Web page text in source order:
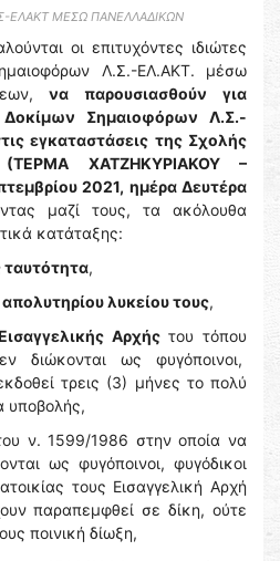
ΕΛΑΚΤ ΜΕΣΩ ΠΑΝΕΛΛΑΔΙΚΩΝ
οι επιτυχόντες ιδιώτες
Λ.Σ.-ΕΛ.ΑΚΤ. μέσω
να παρουσιασθούν
για
Σημαιοφόρων Λ.Σ.-
εγκαταστάσεις της Σχολής
(ΤΕΡΜΑ ΧΑΤΖΗΚΥΡΙΑΚΟΥ –
2021, ημέρα Δευτέρα
μαζί τους, τα ακόλουθα
κατάταξης:
ταυτότητα,
λυκείου τους,
Αρχήςτου τόπου
διώκονται ως φυγόποινοι,
τρεις (3) μήνες το πολύ
υποβολής,
ν. 1599/1986 στην οποία να
ως φυγόποινοι, φυγόδικοι
τους Εισαγγελική Αρχή
παραπεμφθεί σε δίκη, ούτε
ποινική δίωξη,